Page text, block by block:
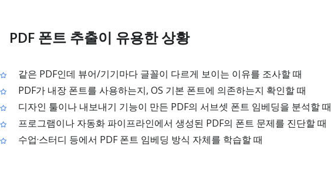
PDF 폰트 추출이 유용한 상황
같은 PDF인데 뷰어/기기마다 글꼴이 다르게 보이는 이유를 조사할 때
PDF가 내장 폰트를 사용하는지, OS 기본 폰트에 의존하는지 확인할 때
디자인 툴이나 내보내기 기능이 만든 PDF의 서브셋 폰트 임베딩을 분석할 때
프로그램이나 자동화 파이프라인에서 생성된 PDF의 폰트 문제를 진단할 때
수업·스터디 등에서 PDF 폰트 임베딩 방식 자체를 학습할 때